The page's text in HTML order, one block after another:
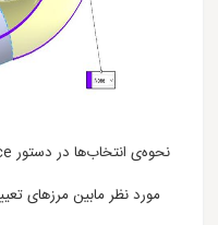
مورد نظر مابین مرزهای